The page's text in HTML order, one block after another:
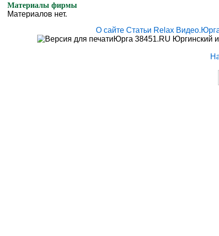
Материалы фирмы
Материалов нет.
О сайте Статьи Relax
Юрга 38451.RU Юргинский